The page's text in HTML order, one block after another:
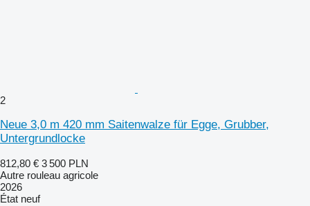
2
Neue 3,0 m 420 mm Saitenwalze für Egge, Grubber,
Untergrundlocke
812,80 € 3 500 PLN
Autre rouleau agricole
2026
État neuf